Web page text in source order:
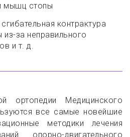
мышц стопы
контрактура
из-за неправильного
и т. д.
ортопедии Медицинского
все самые новейшие
методики лечения
опорно-двигательного